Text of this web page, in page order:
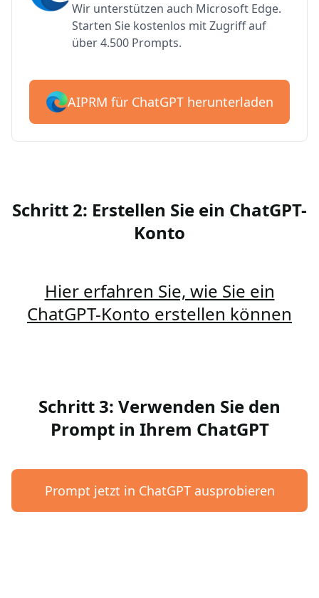
Wir unterstützen auch Microsoft Edge.
Starten Sie kostenlos mit Zugriff auf
über 4.500 Prompts.
AIPRM für ChatGPT herunterladen
Schritt 2: Erstellen Sie ein ChatGPT-
Konto
Hier erfahren Sie, wie Sie ein
ChatGPT-Konto erstellen können
Schritt 3: Verwenden Sie den
Prompt in Ihrem ChatGPT
Prompt jetzt in ChatGPT ausprobieren